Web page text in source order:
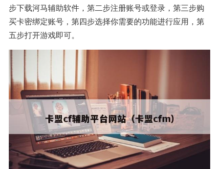
步下载河马辅助软件，第二步注册账号或登录，第三步购
买卡密绑定账号，第四步选择你需要的功能进行应用，第
五步打开游戏即可。